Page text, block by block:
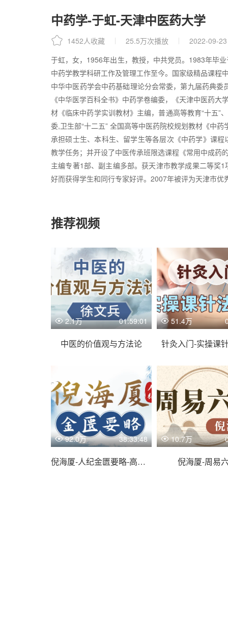
中药学-于虹-天津中医药大学
1452人收藏 25.5万次播放
2022-09-
于虹，女，1956年出生，教授，中共党员。1983年毕
中药学教学科研工作及管理工作至今。国家级精品课程
中华中医药学会中药基础理论分会常委，第九届药典
《中华医学百科全书》中药学卷编委，《天津中医药
材《临床中药学实训教材》主编，普通高等教育“十五”
委,卫生部“十二五” 全国高等中医药院校规划教材《中药
承担硕士生、本科生、留学生等各层次《中药学》课
教学任务；并开设了中医传承班限选课程《常用中成药
主编专著1部、副主编多部。获天津市教学成果二等奖
好而获得学生和同行专家好评。2007年被评为天津市
推荐视频
2.1万 01:59:01
中医的价值观与方法论
51.4万
针灸入门-实操课
92.0万 38:33:48
倪海厦-人纪金匮要略-高清有字幕
10.7万
倪海厦-周易